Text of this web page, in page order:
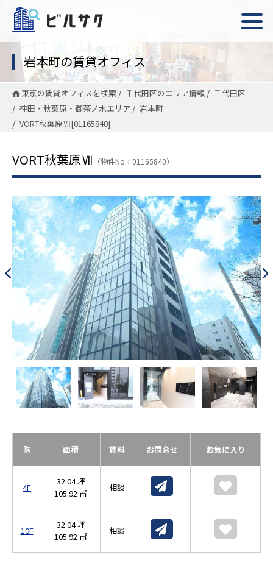
岩本町の賃貸オフィス
東京の賃貸オフィスを検索 千代田区のエリア情報
千代田区
神田・秋葉原・御茶ノ水エリア
岩本町
VORT秋葉原Ⅶ[01165840]
VORT秋葉原Ⅶ （物件No：01165840）
階 面積 賃料 お問合せ お気に入り
4F
32.04 坪
105.92 ㎡
相談
10F
32.04 坪
105.92 ㎡
相談